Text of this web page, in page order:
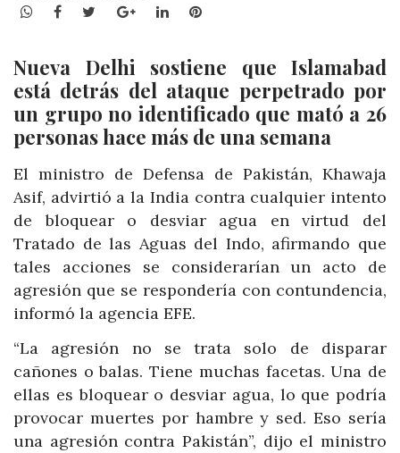
WhatsApp
Facebook
TwitterGoogle+LinkedInPinterest
Nueva Delhi sostiene que Islamabad
está detrás del ataque perpetrado por
un grupo no identificado que mató a 26
personas hace más de una semana
El ministro de Defensa de Pakistán, Khawaja
Asif, advirtió a la India contra cualquier intento
de bloquear o desviar agua en virtud del
Tratado de las Aguas del Indo, afirmando que
tales acciones se considerarían un acto de
agresión que se respondería con contundencia,
informó la agencia EFE.
“La agresión no se trata solo de disparar
cañones o balas. Tiene muchas facetas. Una de
ellas es bloquear o desviar agua, lo que podría
provocar muertes por hambre y sed. Eso sería
una agresión contra Pakistán”, dijo el ministro